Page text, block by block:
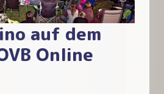
auf dem
Online